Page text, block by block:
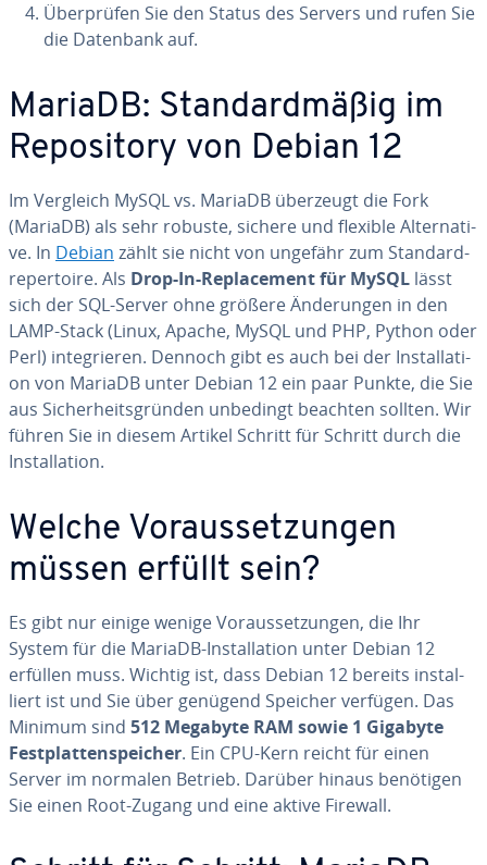
Über­prü­fen Sie den Status des Servers und rufen Sie
die Datenbank auf.
MariaDB: Stan­dard­mä­ßig im
Re­po­si­to­ry von Debian 12
Im Vergleich MySQL vs. MariaDB überzeugt die Fork
(MariaDB) als sehr robuste, sichere und flexible Al­ter­na­ti­
ve. In Debian zählt sie nicht von ungefähr zum Stan­dard­
re­per­toire. Als Drop-In-Re­pla­ce­ment für MySQL lässt
sich der SQL-Server ohne größere Än­de­run­gen in den
LAMP-Stack (Linux, Apache, MySQL und PHP, Python oder
Perl) in­te­grie­ren. Dennoch gibt es auch bei der In­stal­la­ti­
on von MariaDB unter Debian 12 ein paar Punkte, die Sie
aus Si­cher­heits­grün­den unbedingt beachten sollten. Wir
führen Sie in diesem Artikel Schritt für Schritt durch die
In­stal­la­ti­on.
Welche Vor­aus­set­zun­gen
müssen erfüllt sein?
Es gibt nur einige wenige Vor­aus­set­zun­gen, die Ihr
System für die MariaDB-In­stal­la­ti­on unter Debian 12
erfüllen muss. Wichtig ist, dass Debian 12 bereits in­stal­
liert ist und Sie über genügend Speicher verfügen. Das
Minimum sind 512 Megabyte RAM sowie 1 Gigabyte
Fest­plat­ten­spei­cher. Ein CPU-Kern reicht für einen
Server im normalen Betrieb. Darüber hinaus benötigen
Sie einen Root-Zugang und eine aktive Firewall.